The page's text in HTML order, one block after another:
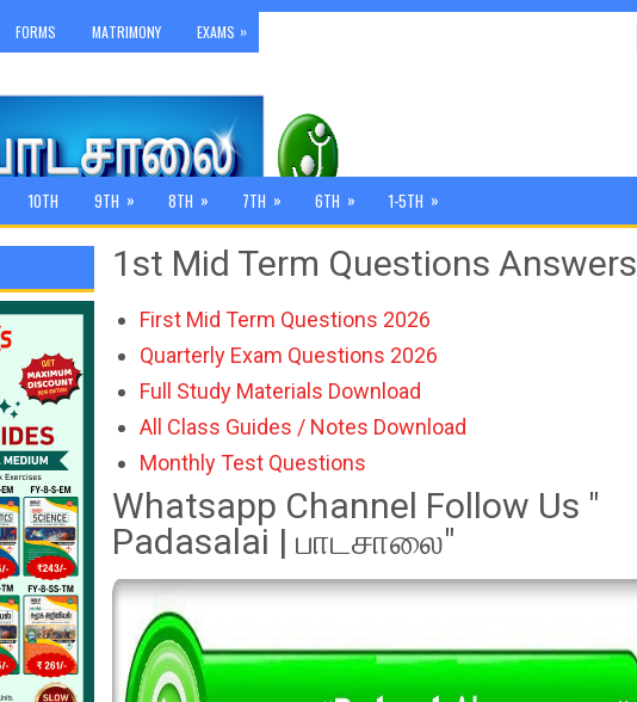
FORMS MATRIMONY EXAMS »
10TH 9TH » 8TH » 7TH » 6TH » 1-5TH »
1st Mid Term Questions Answers
First Mid Term Questions 2026
Quarterly Exam Questions 2026
Full Study Materials Download
All Class Guides / Notes Download
Monthly Test Questions
Whatsapp Channel Follow Us "
Padasalai | பாடசாலை"